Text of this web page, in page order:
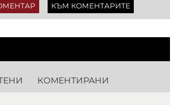
КЪМ КОМЕНТАРИТЕ
КОМЕНТИРАНИ